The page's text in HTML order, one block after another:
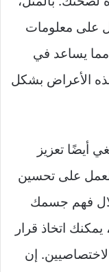
على معلومات
مما يساعد في
هذه الأعراض بشكل
أيضًا تعزيز
على تحسين
فهم جسمك
اتخاذ قرار
إن